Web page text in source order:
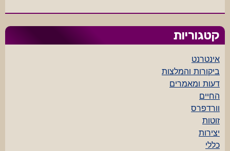
קטגוריות
אינטרנט
ביקורות והמלצות
דעות ומאמרים
החיים
וורדפרס
זוטות
יצירות
כללי